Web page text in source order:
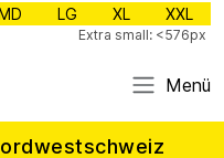
LG XL XXL
Extra small: <576px
Menü